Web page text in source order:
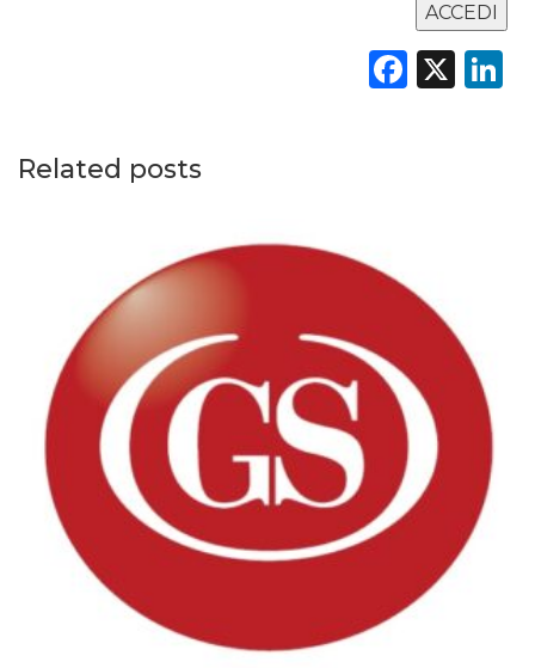
X
Related posts